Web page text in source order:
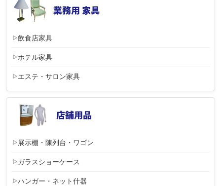
飲食店家具
ホテル家具
エステ・サロン家具
展示棚・陳列台・ワゴン
ガラスショーケース
ハンガー・ネット什器